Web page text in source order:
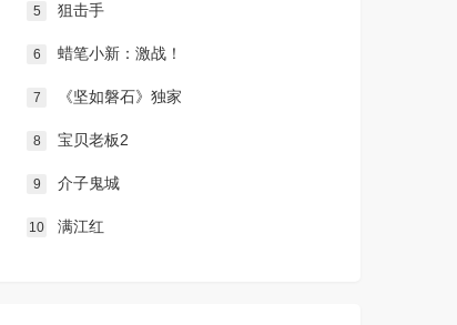
5 狙击手
6 蜡笔小新：激战！
7 《坚如磐石》独家
8 宝贝老板2
9 介子鬼城
10 满江红